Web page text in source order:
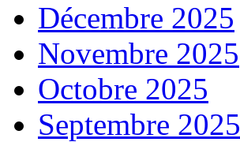
Décembre 2025
Novembre 2025
Octobre 2025
Septembre 2025